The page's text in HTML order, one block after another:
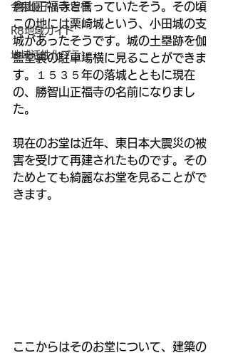
今泉優子 | 大曽根
R8地域ガイド
地域活性化プラン
倉山正福寺と言っていたそう。その頃
この地には栗崎城という、小田城の支
城があったそうです。城の土塁跡を伽
藍堂裏の駐車場横に見ることができま
す。１５３５年の落城とともに現在
の、勝智山正福寺の名前になりまし
た。
現在のお堂は近年、東日本大震災の被
害を受けて再建されたものです。その
ためとても綺麗なお堂を見ることがで
きます。
ここからはそのお堂について、建築の